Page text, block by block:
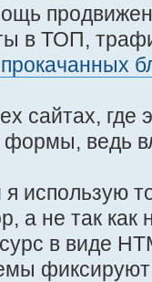
в ТОП,
сайтах, где
формы, ведь
использую
а не так как
в виде
фиксируют